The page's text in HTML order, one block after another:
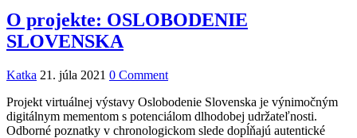
O projekte: OSLOBODENIE
SLOVENSKA
Katka 21. júla 2021 0 Comment
Projekt virtuálnej výstavy Oslobodenie Slovenska je výnimočným
digitálnym mementom s potenciálom dlhodobej udržateľnosti.
Odborné poznatky v chronologickom slede dopĺňajú autentické